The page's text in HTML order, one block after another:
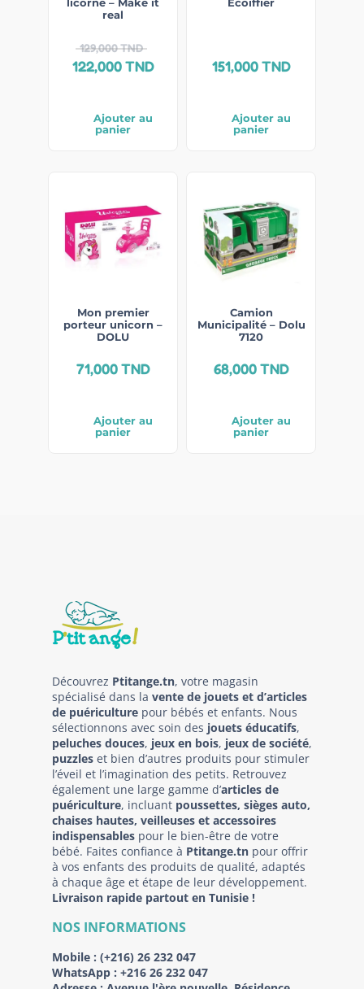
real
129,000TND
122,000TND
Ajouter au
panier
151,000TND
Ajouter au
panier
Mon premier
porteur unicorn –
DOLU
71,000TND
Ajouter au
panier
Camion
Municipalité – Dolu
7120
68,000TND
Ajouter au
panier
Découvrez Ptitange.tn, votre magasin
spécialisé dans la vente de jouets et d’articles
de puériculture pour bébés et enfants. Nous
sélectionnons avec soin des jouets éducatifs,
peluches douces, jeux en bois, jeux de société,
puzzles et bien d’autres produits pour stimuler
l’éveil et l’imagination des petits. Retrouvez
également une large gamme d’articles de
puériculture, incluant poussettes, sièges auto,
chaises hautes, veilleuses et accessoires
indispensables pour le bien-être de votre
bébé. Faites confiance à Ptitange.tn pour offrir
à vos enfants des produits de qualité, adaptés
à chaque âge et étape de leur développement.
Livraison rapide partout en Tunisie !
NOS INFORMATIONS
Mobile : (+216) 26 232 047
WhatsApp : +216 26 232 047